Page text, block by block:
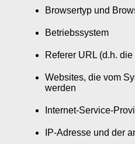
Browsertyp und
Betriebssystem
Referer URL (d.h.
Websites, die vom
werden
Internet-Service-
IP-Adresse und der